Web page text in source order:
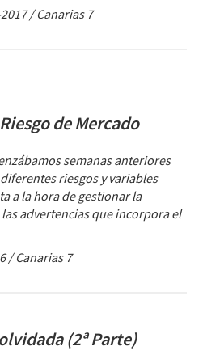
/ Canarias 7
de Mercado
semanas anteriores
riesgos y variables
a la hora de gestionar la
advertencias que incorpora el
/ Canarias 7
(2ª Parte)